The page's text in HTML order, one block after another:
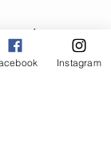
4-
de
voor
Instagram